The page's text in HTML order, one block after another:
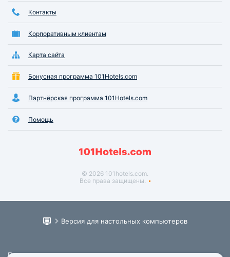
Контакты
Корпоративным клиентам
Карта сайта
Бонусная программа 101Hotels.com
Партнёрская программа 101Hotels.com
Помощь
© 2026 101hotels.com.
Все права защищены.
Версия для настольных компьютеров
Пользовательское соглашение